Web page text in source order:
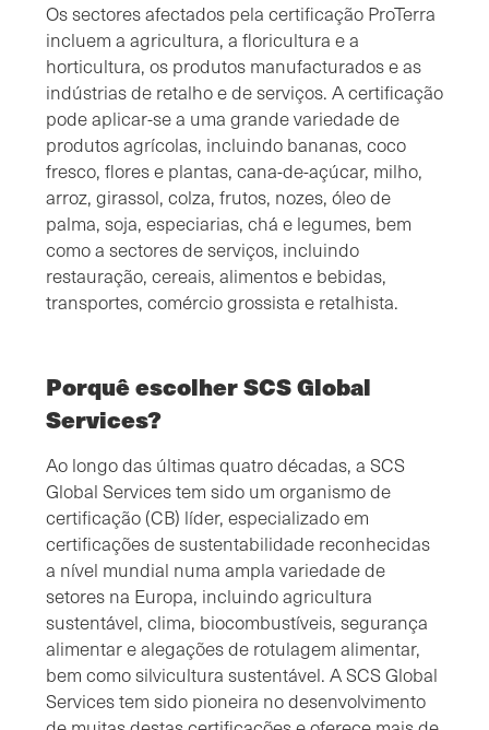
Os sectores afectados pela certificação ProTerra
incluem a agricultura, a floricultura e a
horticultura, os produtos manufacturados e as
indústrias de retalho e de serviços. A certificação
pode aplicar-se a uma grande variedade de
produtos agrícolas, incluindo bananas, coco
fresco, flores e plantas, cana-de-açúcar, milho,
arroz, girassol, colza, frutos, nozes, óleo de
palma, soja, especiarias, chá e legumes, bem
como a sectores de serviços, incluindo
restauração, cereais, alimentos e bebidas,
transportes, comércio grossista e retalhista.
Porquê escolher SCS Global
Services?
Ao longo das últimas quatro décadas, a SCS
Global Services tem sido um organismo de
certificação (CB) líder, especializado em
certificações de sustentabilidade reconhecidas
a nível mundial numa ampla variedade de
setores na Europa, incluindo agricultura
sustentável, clima, biocombustíveis, segurança
alimentar e alegações de rotulagem alimentar,
bem como silvicultura sustentável. A SCS Global
Services tem sido pioneira no desenvolvimento